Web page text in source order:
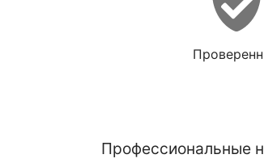
Профессиональные